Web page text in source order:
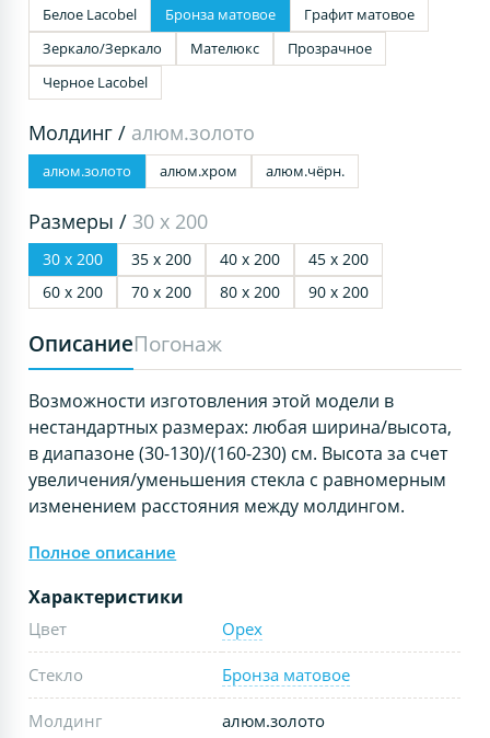
Белое Lacobel Бронза матовое
Графит матовое
Зеркало/Зеркало
Мателюкс
Прозрачное
Черное Lacobel
Молдинг / алюм.золото
алюм.золото алюм.хром алюм.чёрн.
Размеры / 30 х 200
30 х 200 35 х 200 40 х 200
45 х 200
60 х 200
70 х 200 80 х 200 90 х 200
ОписаниеПогонаж
Возможности изготовления этой модели в
нестандартных размерах: любая ширина/высота,
в диапазоне (30-130)/(160-230) см. Высота за счет
увеличения/уменьшения стекла с равномерным
изменением расстояния между молдингом.
Полное описание
Характеристики
Цвет Орех
Стекло Бронза матовое
Молдинг алюм.золото